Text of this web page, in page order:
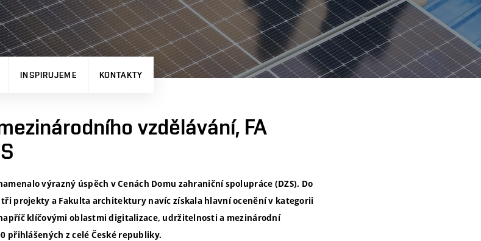
INSPIRUJEME KONTAKTY
vzdělávání, FA
výrazný úspěch v Cenách Domu zahraniční spolupráce (DZS). Do
projekty a Fakulta architektury navíc získala hlavní ocenění v kategorii
klíčovými oblastmi digitalizace, udržitelnosti a mezinárodní
přihlášených z celé České republiky.